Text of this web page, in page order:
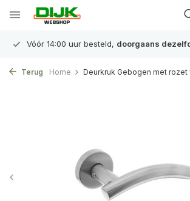
Vóór 14:00 uur besteld, doorgaans
Terug Home Deurkruk Gebogen met rozet